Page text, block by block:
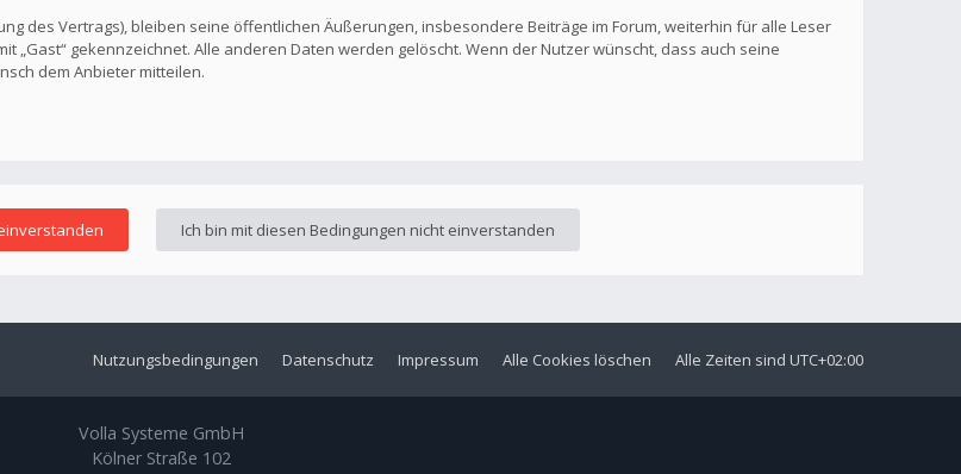
des Vertrags), bleiben seine öffentlichen Äußerungen, insbesondere Beiträge im Forum, weiterhin für alle Leser
„Gast“ gekennzeichnet. Alle anderen Daten werden gelöscht. Wenn der Nutzer wünscht, dass auch seine
dem Anbieter mitteilen.
Alle Zeiten sind UTC+02:00
Alle Cookies löschen
Impressum
Datenschutz
Nutzungsbedingungen
Volla Systeme GmbH
Kölner Straße 102